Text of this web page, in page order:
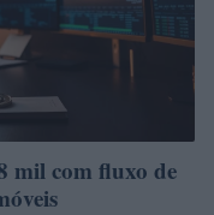
mil com fluxo de